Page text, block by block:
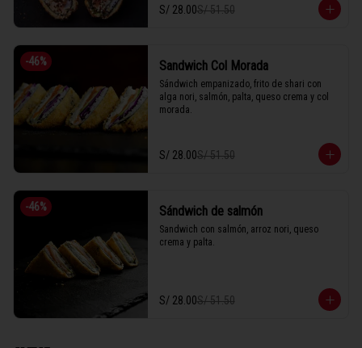
S/ 28.00S/ 51.50
-46% Sandwich Col Morada
Sándwich empanizado, frito de shari con
alga nori, salmón, palta, queso crema y col
morada.
S/ 28.00S/ 51.50
-46% Sándwich de salmón
Sandwich con salmón, arroz nori, queso
crema y palta.
S/ 28.00S/ 51.50